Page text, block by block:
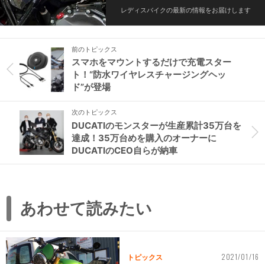
レディスバイクの最新の情報をお届けします
前のトピックス
スマホをマウントするだけで充電スター
ト！“防水ワイヤレスチャージングヘッ
ド”が登場
次のトピックス
DUCATIのモンスターが生産累計35万台を
達成！35万台めを購入のオーナーに
DUCATIのCEO自らが納車
あわせて読みたい
トピックス 2021/01/16